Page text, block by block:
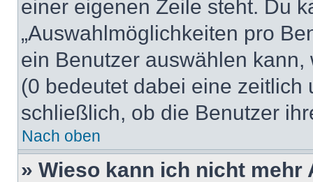
einer eigenen Zeile steht. Du
„Auswahlmöglichkeiten pro
ein Benutzer auswählen
(0 bedeutet dabei eine
schließlich, ob die Benutzer
Nach oben
» Wieso kann ich nicht